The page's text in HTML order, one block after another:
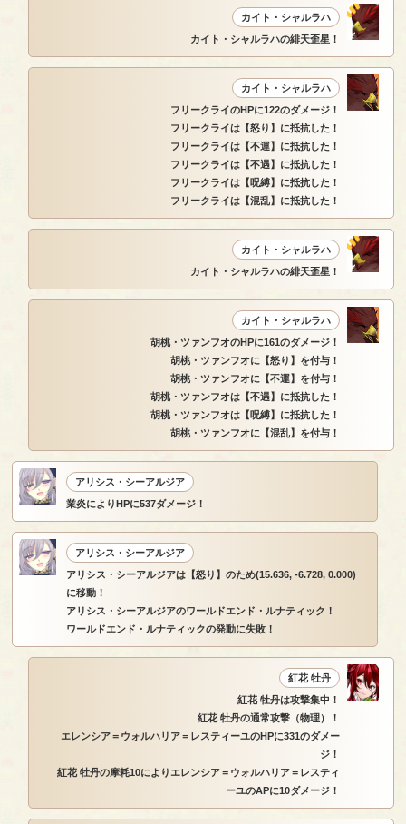
カイト・シャルラハ
カイト・シャルラハの緋天歪星！
カイト・シャルラハ
フリークライのHPに122のダメージ！
フリークライは【怒り】に抵抗した！
フリークライは【不運】に抵抗した！
フリークライは【不遇】に抵抗した！
フリークライは【呪縛】に抵抗した！
フリークライは【混乱】に抵抗した！
カイト・シャルラハ
カイト・シャルラハの緋天歪星！
カイト・シャルラハ
胡桃・ツァンフオのHPに161のダメージ！
胡桃・ツァンフオに【怒り】を付与！
胡桃・ツァンフオに【不運】を付与！
胡桃・ツァンフオは【不遇】に抵抗した！
胡桃・ツァンフオは【呪縛】に抵抗した！
胡桃・ツァンフオに【混乱】を付与！
アリシス・シーアルジア
業炎によりHPに537ダメージ！
アリシス・シーアルジア
アリシス・シーアルジアは【怒り】のため(15.636, -6.728, 0.000)
に移動！
アリシス・シーアルジアのワールドエンド・ルナティック！
ワールドエンド・ルナティックの発動に失敗！
紅花 牡丹
紅花 牡丹は攻撃集中！
紅花 牡丹の通常攻撃（物理）！
エレンシア＝ウォルハリア＝レスティーユのHPに331のダメー
ジ！
紅花 牡丹の摩耗10によりエレンシア＝ウォルハリア＝レスティ
ーユのAPに10ダメージ！